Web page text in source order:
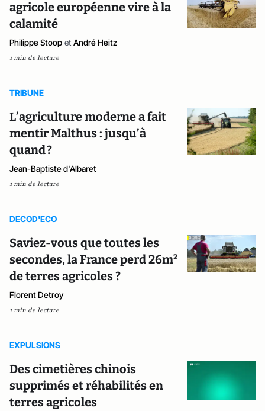
agricole européenne vire à la
calamité
Philippe Stoop et André Heitz
1 min de lecture
TRIBUNE
L’agriculture moderne a fait
mentir Malthus : jusqu’à
quand ?
Jean-Baptiste d'Albaret
1 min de lecture
DECOD'ECO
Saviez-vous que toutes les
secondes, la France perd 26m²
de terres agricoles ?
Florent Detroy
1 min de lecture
EXPULSIONS
Des cimetières chinois
supprimés et réhabilités en
terres agricoles